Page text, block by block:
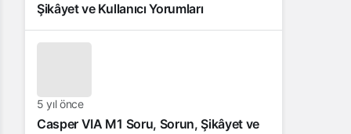
Şikâyet ve Kullanıcı Yorumları
5 yıl önce
Casper VIA M1 Soru, Sorun, Şikâyet ve